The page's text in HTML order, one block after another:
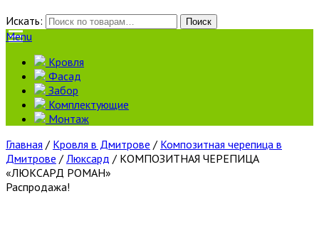
Искать:
Поиск
Menu
Кровля
Фасад
Забор
Комплектующие
Монтаж
Главная / Кровля в Дмитрове / Композитная черепица в
Дмитрове / Люксард / КОМПОЗИТНАЯ ЧЕРЕПИЦА
«ЛЮКСАРД РОМАН»
Распродажа!